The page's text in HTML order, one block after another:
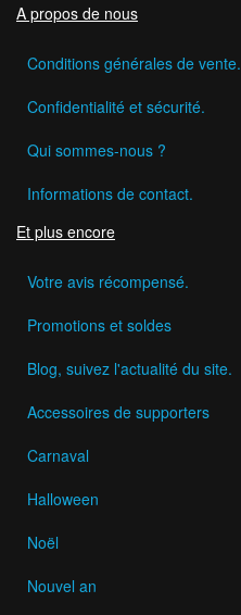
A propos de nous
Conditions générales de vente.
Confidentialité et sécurité.
Qui sommes-nous ?
Informations de contact.
Et plus encore
Votre avis récompensé.
Promotions et soldes
Blog, suivez l'actualité du site.
Accessoires de supporters
Carnaval
Halloween
Noël
Nouvel an